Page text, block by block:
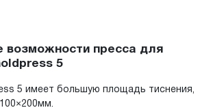
возможности пресса для
5
5 имеет большую площадь тиснения,